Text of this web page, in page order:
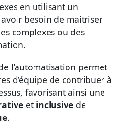
en utilisant un
avoir besoin de maîtriser
complexes ou des
l’automatisation permet
d’équipe de contribuer à
favorisant ainsi une
et inclusive de
.